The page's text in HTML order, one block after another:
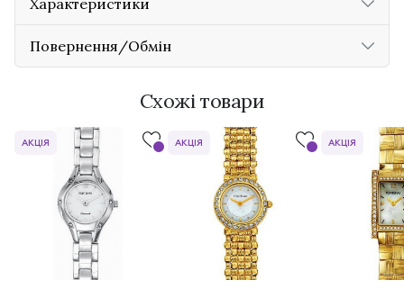
Характеристики
Повернення/Обмін
Схожі товари
АКЦІЯ АКЦІЯ АКЦІЯ